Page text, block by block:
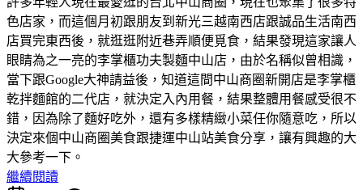
色店家，而這個月初跟朋友到新光三越南西店跟誠品生活南西
店買完東西後，就逛逛附近巷弄順便覓食，結果發現這家讓人
眼睛為之一亮的李掌櫃功夫製麵中山店，由於名稱似曾相識，
當下跟Google大神請益後，知道這間中山商圈新開店是李掌櫃
乾拌麵館的二代店，就決定入內用餐，結果整體用餐感受很不
錯，因為除了麵好吃外，還有多樣精緻小菜任你隨意吃，所以
決定來個中山商圈美食跟捷運中山站美食分享，讓有興趣的大
大參考一下。
繼續閱讀